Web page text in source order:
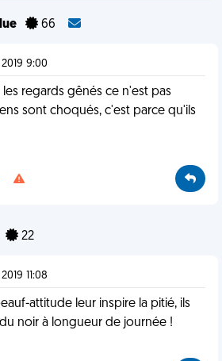
66
9:00
les regards gênés ce n'est pas
sont choqués, c'est parce qu'ils
22
11:08
attitude leur inspire la pitié, ils
noir à longueur de journée !